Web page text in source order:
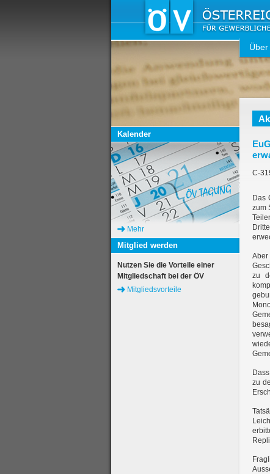
C-
Das
zum
zu
zu
Kalender
Mehr
Mitglied werden
Nutzen Sie die Vorteile einer
Mitgliedschaft bei der ÖV
Mitgliedsvorteile